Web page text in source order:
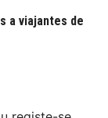
a viajantes de